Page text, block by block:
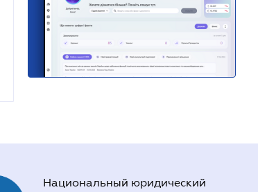
Национальный юридический